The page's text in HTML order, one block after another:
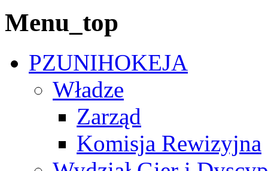
Menu_top
PZUNIHOKEJA
Władze
Zarząd
Komisja Rewizyjna